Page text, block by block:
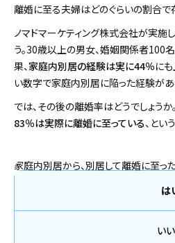
離婚に至る夫婦はどのぐらいの割合で
ノマドマーケティング株式会社が実施
う。30歳以上の男女、婚姻関係者100
果、 家庭内別居の経験は実に44％に
い数字で家庭内別居に陥った経験があ
では、その後の離婚率はどうでしょうか。
83％は実際に離婚に至っている、とい
家庭内別居から、別居して離婚に至っ
は
い